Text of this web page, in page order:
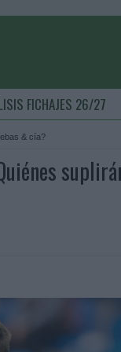
FICHAJES 26/27
& cía?